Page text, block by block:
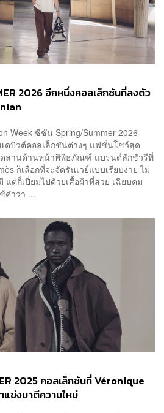
2026 อีกหนึ่งคอลเล็กชันที่ลงตัว
Week ซีซัน Spring/Summer 2026
เดบิวต์คอลเล็กชันต่างๆ แฟชั่นโชว์สุด
ดลานด้านหน้าพิพิธภัณฑ์ แบรนด์ลักชัวรีที่
ก็เลือกที่จะจัดรันเวย์แบบเรียบง่าย ไม่
แต่ก็เปี่ยมไปด้วยเสื้อผ้าที่สวย เฉียบคม
คำว่า ...
2025 คอลเล็กชันที่ Véronique
ข่งมาตีความใหม่